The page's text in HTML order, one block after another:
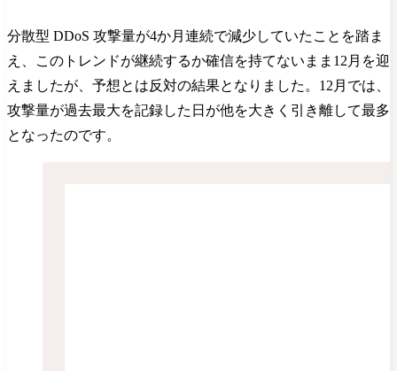
分散型 DDoS 攻撃量が4か月連続で減少していたことを踏ま
え、このトレンドが継続するか確信を持てないまま12月を迎
えましたが、予想とは反対の結果となりました。12月では、
攻撃量が過去最大を記録した日が他を大きく引き離して最多
となったのです。